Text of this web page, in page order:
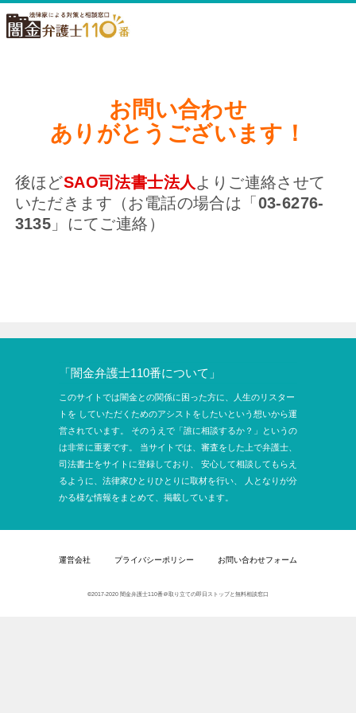
お問い合わせ
ありがとうございます！
後ほどSAO司法書士法人 よりご連絡させて
いただきます（お電話の場合は「 03-6276-
3135 」にてご連絡）
「闇金弁護士110番について」
このサイトでは闇金との関係に困った方に、人生のリスター
トを していただくためのアシストをしたいという想いから運
営されています。
そのうえで「誰に相談するか？」というの
は非常に重要です。
当サイトでは、審査をした上で弁護士、
司法書士をサイトに登録しており、
安心して相談してもらえ
るように、法律家ひとりひとりに取材を行い、
人となりが分
かる様な情報をまとめて、掲載しています。
運営会社 プライバシーポリシー お問い合わせフォーム
©2017-2020 闇金弁護士110番＠取り立ての即日ストップと無料相談窓口